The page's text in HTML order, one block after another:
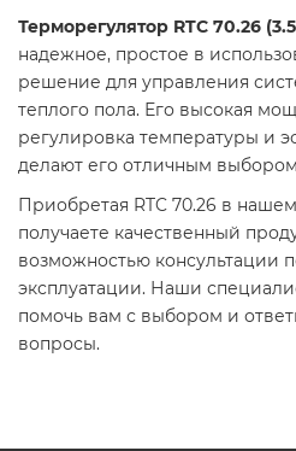
Терморегулятор RTC 70.26
надежное, простое в
решение для управления
теплого пола. Его высокая
регулировка температуры и
делают его отличным
Приобретая RTC 70.26 в
получаете качественный
возможностью консультации
эксплуатации. Наши
помочь вам с выбором и
вопросы.​